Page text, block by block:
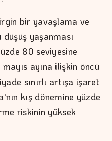
bir yavaşlama ve
yaşanması
80 seviyesine
ayına ilişkin öncü
sınırlı artışa işaret
kış dönemine yüzde
riskinin yüksek